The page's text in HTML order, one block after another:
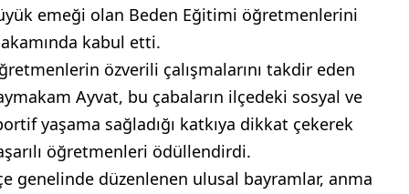
emeği olan Beden Eğitimi öğretmenlerini
kabul etti.
özverili çalışmalarını takdir eden
Ayvat, bu çabaların ilçedeki sosyal ve
yaşama sağladığı katkıya dikkat çekerek
öğretmenleri ödüllendirdi.
genelinde düzenlenen ulusal bayramlar, anma